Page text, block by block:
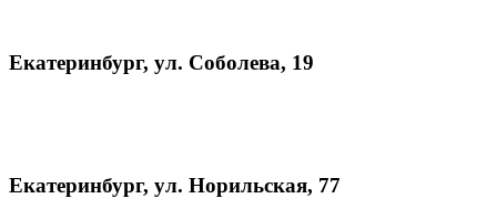
Екатеринбург, ул. Соболева, 19
Екатеринбург, ул. Норильская, 77